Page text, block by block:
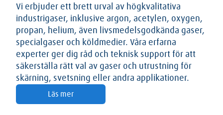
Vi erbjuder ett brett urval av högkvalitativa
industrigaser, inklusive argon, acetylen, oxygen,
propan, helium, även livsmedelsgodkända gaser,
specialgaser och köldmedier. Våra erfarna
experter ger dig råd och teknisk support för att
säkerställa rätt val av gaser och utrustning för
skärning, svetsning eller andra applikationer.
Läs mer